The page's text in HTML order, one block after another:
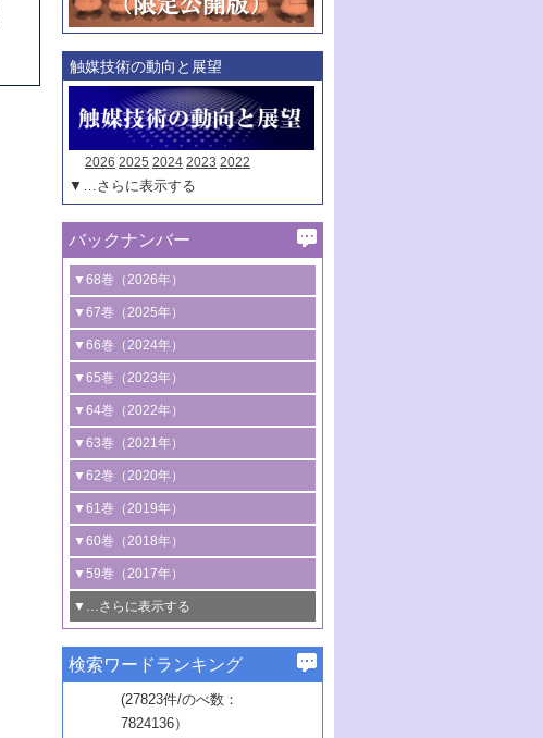
マーク：
マークあり
触媒技術の動向と展望
2026 2025 2024 2023 2022
▼…さらに表示する
バックナンバー
▼68巻（2026年）
1号 過酸化水素合成に関する研究動向
2号 コンピューター技術により加速する
触媒開発
3号 有機分子変換やCO 資源化のための
光触媒に関する最近の研究
B号 第137回触媒討論会（2026年）
▼67巻（2025年）
1号 CO
水素化によるグリーン燃料/グリ
ーンケミカル製造
2号 水素製造のための水分解技術に関す
る最近の研究
3号 オレフィン系樹脂の精密合成に関す
る最新技術
4号 アルコール類の効率的変換を実現す
る非貴金属触媒の研究動向
5号 ゼオライトの合成と応用における研
究動向
6号 ヘテロ接合界面
B号 第135回触媒討論会（2025年）
▼66巻（2024年）
1号 低次元ナノ構造を有する触媒材料
2号 規制反応場を活用した固体触媒研究
の新展開
3号 未踏分子変換を目指した酸化触媒プ
ロセスの最前線
4号 シンクロトロン放射光および中性子
線を利用した触媒解析技術の最先端
5号 単原子触媒
6号 参照触媒委員会からのお知らせ
B号 第133回触媒討論会（2023年）
▼65巻（2023年）
1号 炭素が関わる触媒機能
2号 プラスチックケミカルリサイクルの
ための触媒技術
3号 非酸化物系金属化合物を基盤とした
触媒材料の開発
4号 格子酸素・格子酸素欠陥を利用した
触媒反応
5号 生体触媒によるエネルギー変換反応
6号 窒素とリンの循環のための触媒・機
能性材料
▼64巻（2022年）
1号 合成ガス製造とCOを用いるケミカル
ズ合成の最新動向
2号 化学品合成のための合金触媒開発
3号 CO の排出削減および有効活用のた
めの触媒技術
4号 若手による情報発信企画～とびたて
若き触媒の研究者たち～（1）
若き触媒の研究者たち～（2）
6号 石油のノーブル・ユースを志向した
触媒技術
▼63巻（2021年）
1号 金触媒の新展開
2号 ペロブスカイト
3号 特殊反応場を利用した触媒的分子変
換反応
4号 多孔質材料を用いた触媒の新展開
5号 情報学的手法を用いた触媒開発
6号 カーボンニュートラルに向けた電解
技術
B号 第127回触媒討論会（2021年・オン
ライン開催(Zoom)のみ）
▼62巻（2020年）
1号 触媒設計を拓く欠陥構造のキャラク
タリゼーション
2号 機能化学品製造に資するクリーンな
触媒的酸化反応
3号 水処理のための触媒化学
4号 光触媒を用いた水分解の最新の研究
動向
5号 次世代の触媒プロセスを支えるマイ
▼61巻（2019年）
1号 物質移動制御に着目した触媒プロセ
ス開発
2号 CO2 フリー水素サプライチェーンに
関わる触媒開発動向
3号 精密高分子合成に関する最近の研究
動向
4号 バイオマス化成品製造のための触媒
▼60巻（2018年）
1号 固体酸触媒の最新の研究動向
2号 二酸化炭素からの有用化学品合成
3号 ナノ粒子・クラスター触媒の最前線
4号 60周年記念企画
5号 進化するゼオライト合成技術
6号 非貴金属系触媒における電気化学的
▼59巻（2017年）
1号 いたるところに，触媒
最先端技術
3号 無機分離膜材料の開発と触媒反応プ
ロセスへの適用
▼…さらに表示する
1号 ユニークな構造の高分子を生み出す触
2号 リグニンからの化成品製造に向けた触
▼57巻（2015年）
1号 水素キャリアにかかわる触媒技術の新
▼56巻（2014年）
検索ワードランキング
(27823件/のべ数：
7824136）